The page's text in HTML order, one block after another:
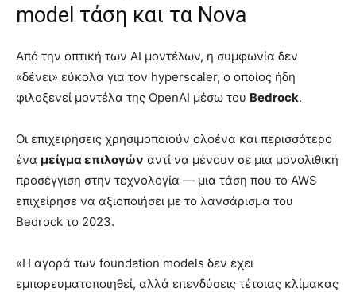
model τάση και τα Nova
Από την οπτική των AI μοντέλων, η συμφωνία δεν
«δένει» εύκολα για τον hyperscaler, ο οποίος ήδη
φιλοξενεί μοντέλα της OpenAI μέσω του Bedrock.
Οι επιχειρήσεις χρησιμοποιούν ολοένα και περισσότερο
ένα μείγμα επιλογών αντί να μένουν σε μια μονολιθική
προσέγγιση στην τεχνολογία — μια τάση που το AWS
επιχείρησε να αξιοποιήσει με το λανσάρισμα του
Bedrock το 2023.
«Η αγορά των foundation models δεν έχει
εμπορευματοποιηθεί, αλλά επενδύσεις τέτοιας κλίμακας